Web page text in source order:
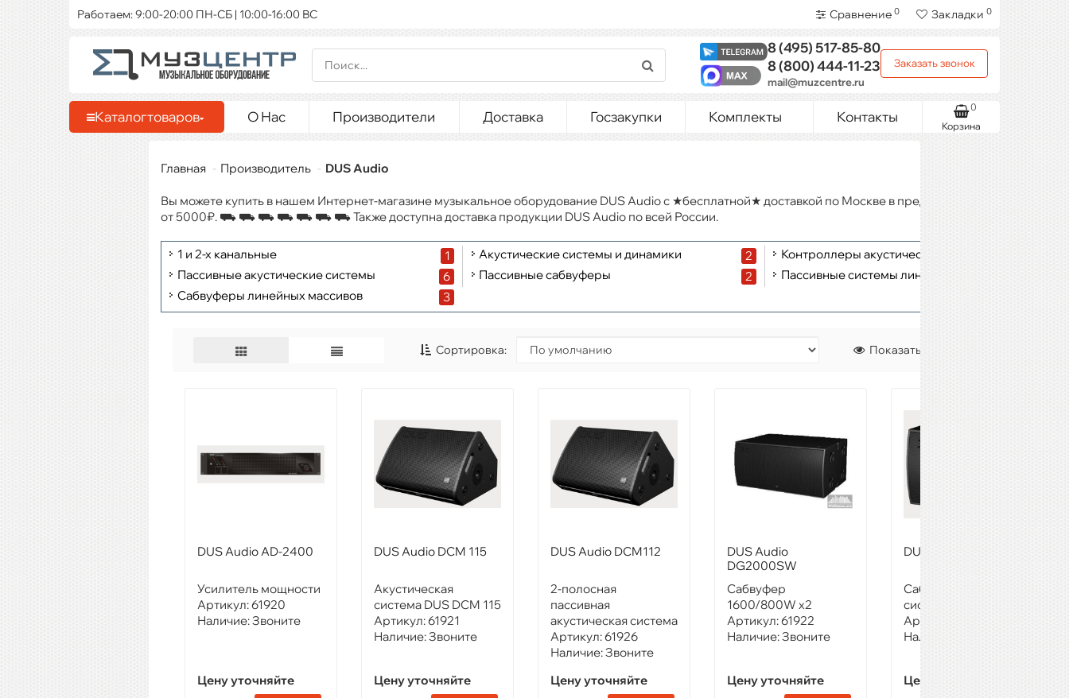
Работаем: 9:00-20:00 ПН-СБ | 10:00-16:00 ВС Сравнение 0 Закладки 0
8 (495)517-85-80
8 (800)444-11-23
mail@muzcentre.ru
Заказать звонок
Каталогтоваров О Нас Производители Доставка Госзакупки Комплекты Контакты
Корзина
0
Главная Производитель DUS Audio
Вы можете купить в нашем Интернет-магазине музыкальное оборудование DUS Audio с ★бесплатной★ доставкой по Москве в пределах МКАД при заказе
от 5000₽. ⛟ ⛟ ⛟ ⛟ ⛟ ⛟ ⛟ Также доступна доставка продукции DUS Audio по всей России.
1 и 2-х канальные 1 Акустические системы и динамики 2 Контроллеры акустических систем
Пассивные акустические системы
6 Пассивные сабвуферы 2 Пассивные системы линейных массивов
Сабвуферы линейных массивов
3
Сортировка: Показать:
DUS Audio AD-2400
Усилитель мощности
Артикул:61920
Наличие:Звоните
Цену уточняйте
DUS Audio DCM 115
Акустическая
система DUS DCM 115
Артикул:61921
Наличие:Звоните
Цену уточняйте
DUS Audio DCM112
2-полосная
пассивная
акустическая система
Артикул:61926
Наличие:Звоните
Цену уточняйте
DUS Audio
DG2000SW
Сабвуфер
1600/800W x2
Артикул:61922
Наличие:Звоните
Цену уточняйте
DUS Audio DSW1000
Сабвуферная
система
Артикул:
Наличие:
Цену уточняйте